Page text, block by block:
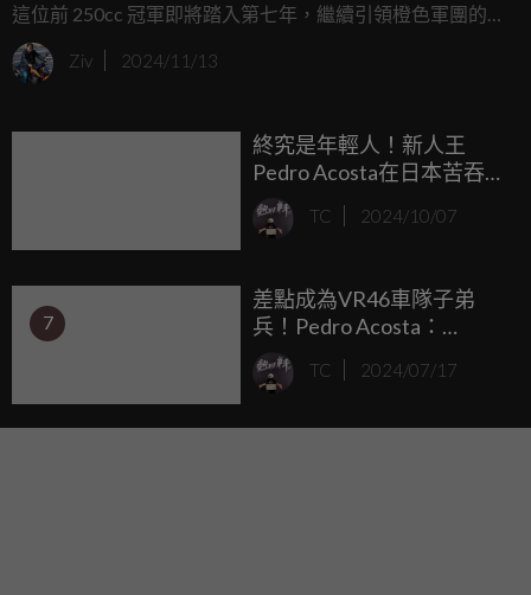
這位前 250cc 冠軍即將踏入第七年，繼續引領橙色軍團的測
試團隊。在賽道上，KTM 的崛起之路少不了 Pedrosa 穩健的
技術支持和精湛的操控能力。儘管近年來 Ducati 稱霸，但
Ziv 2024/11/13
終究是年輕人！新人王
Pedro Acosta在日本苦吞兩
場DNF！
TC 2024/10/07
7
差點成為VR46車隊子弟
兵！Pedro Acosta：
Valentino Rossi對於年輕車
手的支援令人難以置信！
TC 2024/07/17